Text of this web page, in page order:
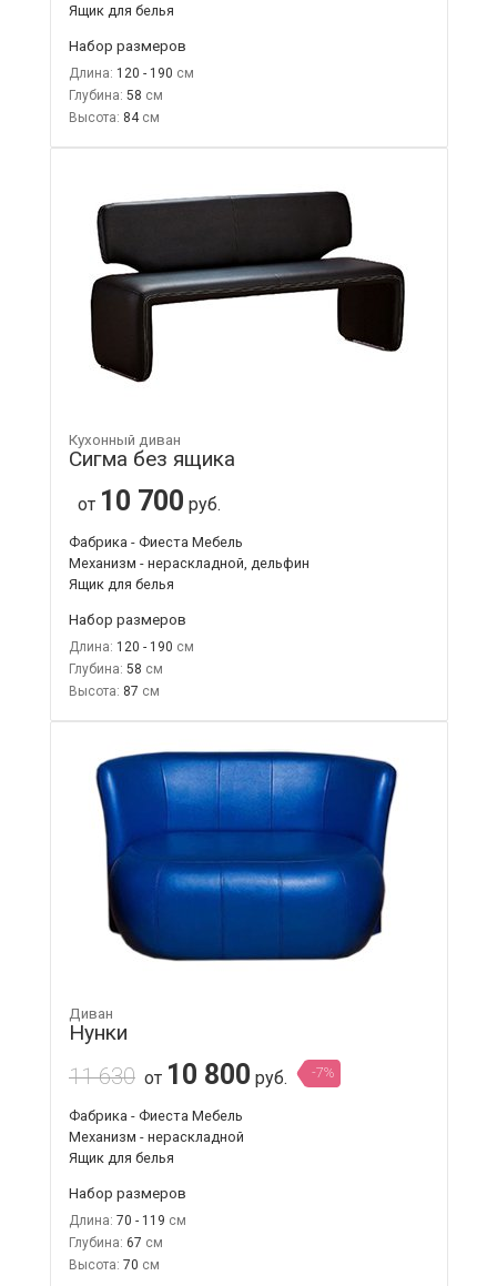
Ящик для белья
Набор размеров
Длина: 120 - 190
Глубина: 58
Высота: 84
Кухонный диван
Сигма без ящика
от 10 700 руб.
Фабрика - Фиеста Мебель
Механизм - нераскладной, дельфин
Ящик для белья
Набор размеров
Длина: 120 - 190
Глубина: 58
Высота: 87
Диван
Нунки
11 630 от 10 800 руб. -7%
Фабрика - Фиеста Мебель
Механизм - нераскладной
Ящик для белья
Набор размеров
Длина: 70 - 119
Глубина: 67
Высота: 70